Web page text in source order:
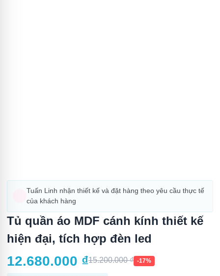
Tuấn Linh nhận thiết kế và đặt hàng theo yêu cầu thực tế
của khách hàng
Tủ quần áo MDF cánh kính thiết kế
hiện đại, tích hợp đèn led
12.680.000 ₫15.200.000₫ -17%